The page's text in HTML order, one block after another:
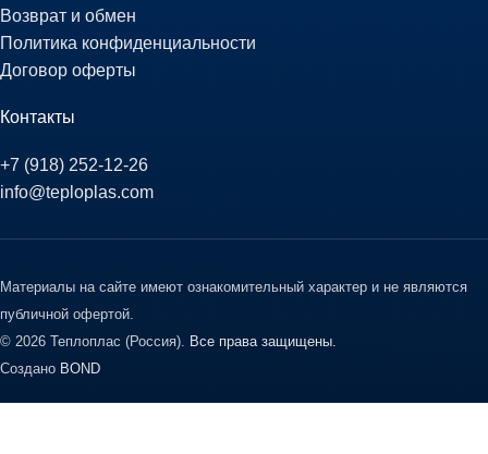
Возврат и обмен
Политика конфиденциальности
Договор оферты
Контакты
+7 (918) 252-12-26
info@teploplas.com
Материалы на сайте имеют ознакомительный характер и не являются
публичной офертой.
© 2026 Теплоплас (Россия). Все права защищены.
Создано BOND